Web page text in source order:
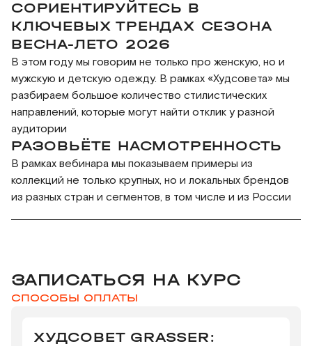
Всем, кто увлекается модой и стилем и хочет
разбираться в закономерностях, которые
СОРИЕНТИРУЙТЕСЬ В
КЛЮЧЕВЫХ ТРЕНДАХ СЕЗОНА
ВЕСНА-ЛЕТО 2026
В этом году мы говорим не только про женскую, но и
мужскую и детскую одежду. В рамках «Худсовета» мы
разбираем большое количество стилистических
направлений, которые могут найти отклик у разной
аудитории
РАЗОВЬЁТЕ НАСМОТРЕННОСТЬ
В рамках вебинара мы показываем примеры из
коллекций не только крупных, но и локальных брендов
из разных стран и сегментов, в том числе и из России
ЗАПИСАТЬСЯ НА КУРС
СПОСОБЫ ОПЛАТЫ
ХУДСОВЕТ GRASSER: